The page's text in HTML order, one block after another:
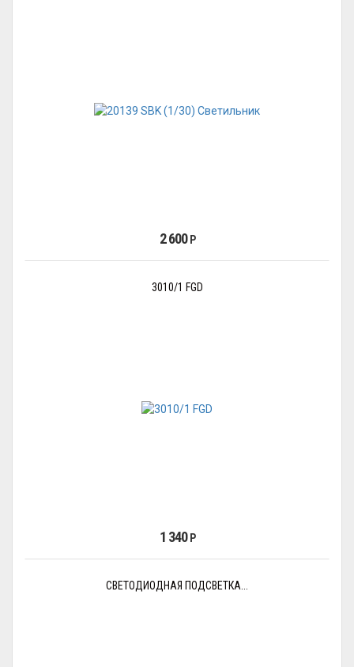
2 600 Р
3010/1 FGD
1 340 Р
СВЕТОДИОДНАЯ ПОДСВЕТКА...